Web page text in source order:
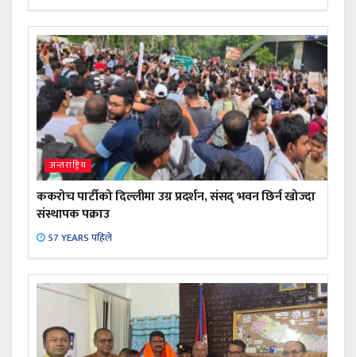
अन्तराष्ट्रिय
ककरोच पार्टीको दिल्लीमा उग्र प्रदर्शन, संसद् भवन छिर्न खोज्दा
संस्थापक पक्राउ
57 YEARS पहिले